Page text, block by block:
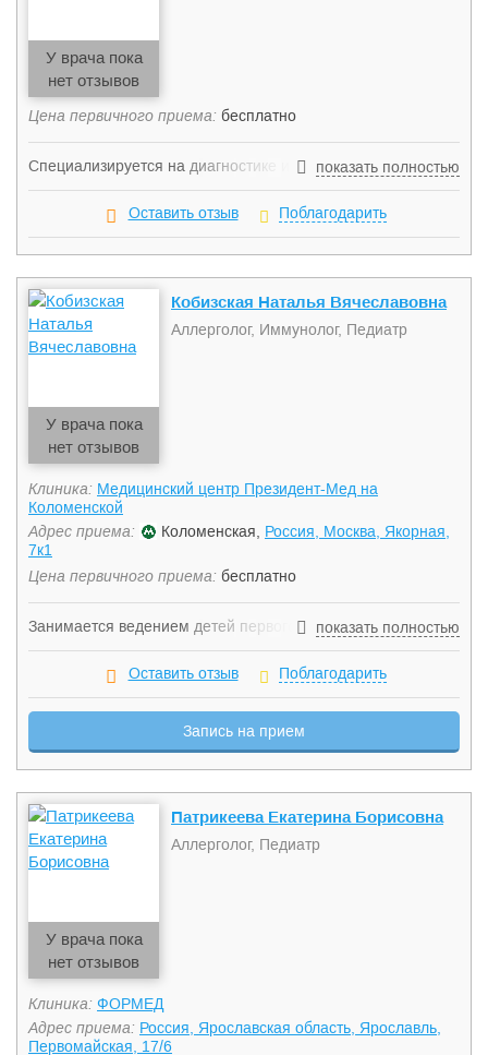
герпесвирусная инфекция, острая крапивница,
фурункулез, полипозный риносинусит, транзиторные
иммунодефицитные состояния Умения и навыки:
Скарификационное тетсирование с ингаляционными
препаратами (аппликационное, внутрикожное,
У врача пока
нет отзывов
Цена первичного приема: бесплатно
Специализируется на диагностике и лечении
аллергологических и иммунологических заболеваний, в том
числе аллергического ринита и конъюнктивита,
ииммунодефицитных состояний и дисфункций иммунной
системы.
показать полностью
Оставить отзыв Поблагодарить
У врача пока
нет отзывов
Кобизская Наталья Вячеславовна
Аллерголог, Иммунолог, Педиатр
Клиника: Медицинский центр Президент-Мед на
Коломенской
Адрес приема:
Коломенская, Россия, Москва, Якорная,
7к1
Цена первичного приема: бесплатно
Занимается ведением детей первого года жизни с
различными патологиями. Эксперт в области детского
питания, вскармливания маловесных и недоношенных
возраста. Является организатором и участником
многочисленных международных конференций. Является
автором ряда статей в медицинских интернет-ресурсах и
общеобразовательных медицинских телепередач. Автор 7
публикаций.
показать полностью
Оставить отзыв Поблагодарить
Запись на прием
У врача пока
нет отзывов
Патрикеева Екатерина Борисовна
Аллерголог, Педиатр
Клиника: ФОРМЕД
Адрес приема: Россия, Ярославская область, Ярославль,
Первомайская, 17/6